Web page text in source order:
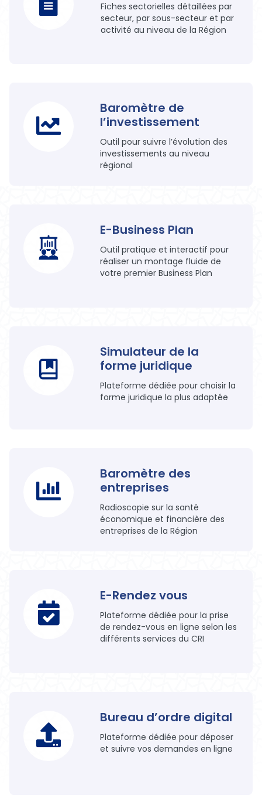
Fiches sectorielles détaillées par
secteur, par sous-secteur et par
activité au niveau de la Région
Baromètre de
l’investissement
Outil pour suivre l’évolution des
investissements au niveau
régional
E-Business Plan
Outil pratique et interactif pour
réaliser un montage fluide de
votre premier Business Plan
Simulateur de la
forme juridique
Plateforme dédiée pour choisir la
forme juridique la plus adaptée
Baromètre des
entreprises
Radioscopie sur la santé
économique et financière des
entreprises de la Région
E-Rendez vous
Plateforme dédiée pour la prise
de rendez-vous en ligne selon les
différents services du CRI
Bureau d’ordre digital
Plateforme dédiée pour déposer
et suivre vos demandes en ligne